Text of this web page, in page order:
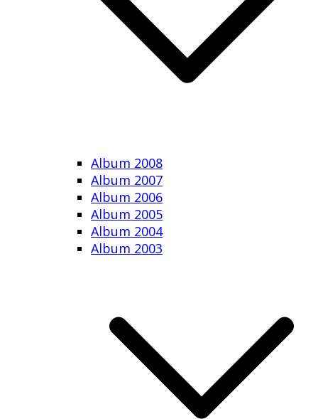
Album 2008
Album 2007
Album 2006
Album 2005
Album 2004
Album 2003